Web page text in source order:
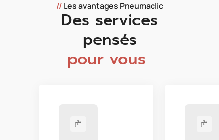
// Les avantages Pneumaclic
Des services
pensés
pour vous